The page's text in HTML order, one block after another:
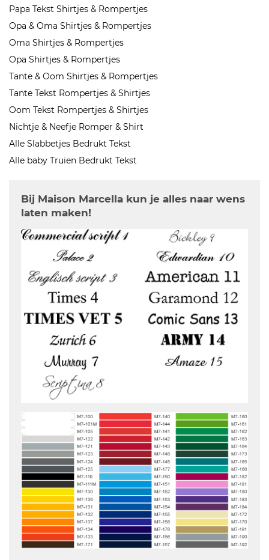
Papa Tekst Shirtjes & Rompertjes
Opa & Oma Shirtjes & Rompertjes
Oma Shirtjes & Rompertjes
Opa Shirtjes & Rompertjes
Tante & Oom Shirtjes & Rompertjes
Tante Tekst Rompertjes & Shirtjes
Oom Tekst Rompertjes & Shirtjes
Nichtje & Neefje Romper & Shirt
Alle Slabbetjes Bedrukt Tekst
Alle baby Truien Bedrukt Tekst
Bij Maison Marcella kun je alles naar wens
laten maken!